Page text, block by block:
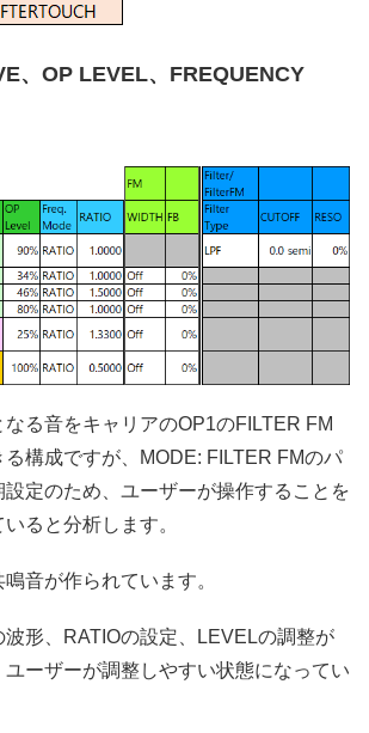
、OP LEVEL、FREQUENCY
る音をキャリアのOP1のFILTER FM
る構成ですが、MODE: FILTER FMのパ
定のため、ユーザーが操作することを
ると分析します。
音が作られています。
波形、RATIOの設定、LEVELの調整が
ユーザーが調整しやすい状態になってい